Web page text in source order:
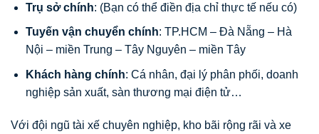
Trụ sở chính: (Bạn có thể điền địa chỉ thực tế nếu có)
Tuyến vận chuyển chính: TP.HCM – Đà Nẵng – Hà
Nội – miền Trung – Tây Nguyên – miền Tây
Khách hàng chính: Cá nhân, đại lý phân phối, doanh
nghiệp sản xuất, sàn thương mại điện tử…
Với đội ngũ tài xế chuyên nghiệp, kho bãi rộng rãi và xe